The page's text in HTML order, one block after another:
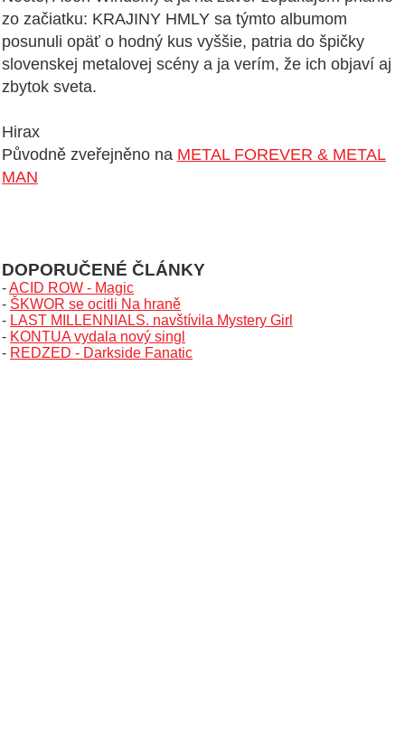
zo začiatku: KRAJINY HMLY sa týmto albumom
posunuli opäť o hodný kus vyššie, patria do špičky
slovenskej metalovej scény a ja verím, že ich objaví aj
zbytok sveta.
Hirax
Původně zveřejněno na METAL FOREVER & METAL
MAN
DOPORUČENÉ ČLÁNKY
-ACID ROW - Magic
- ŠKWOR se ocitli Na hraně
- LAST MILLENNIALS. navštívila Mystery Girl
- KONTUA vydala nový singl
- REDZED - Darkside Fanatic